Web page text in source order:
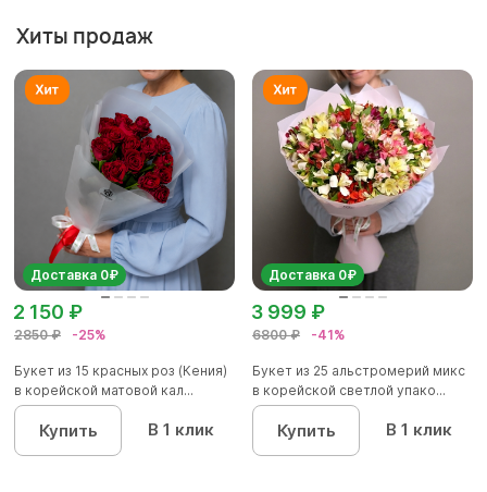
Хиты продаж
Доставка 0₽
2850 ₽ -25%
2 150 ₽
Букет из 15 красных роз (Кения)
в корейской матовой кал...
Купить В 1 клик
Доставка 0₽
6800 ₽ -41%
3 999 ₽
Букет из 25 альстромерий микс
в корейской светлой упако...
Купить В 1 клик